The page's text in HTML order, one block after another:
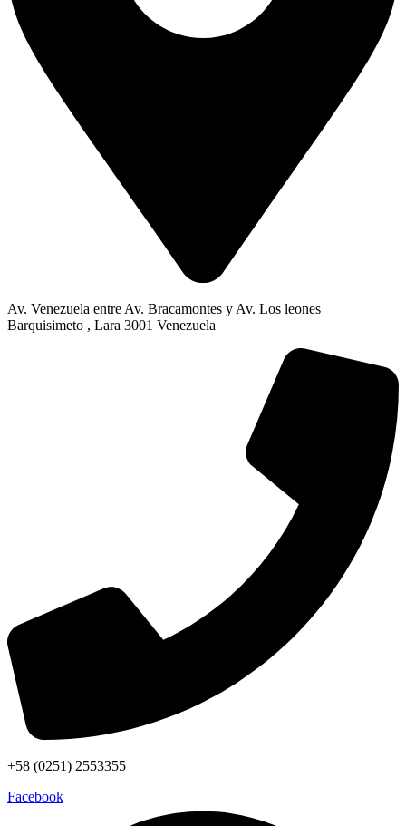
Av. Venezuela entre Av. Bracamontes y Av. Los leones
Barquisimeto , Lara 3001 Venezuela
+58 (0251) 2553355
Facebook